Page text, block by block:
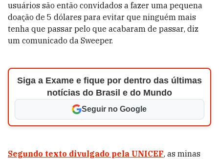
usuários são então convidados a fazer uma pequena
doação de 5 dólares para evitar que ninguém mais
tenha que passar pelo que acabaram de passar, diz
um comunicado da Sweeper.
Siga a Exame e fique por dentro das últimas
notícias do Brasil e do Mundo
Seguir no Google
Segundo texto divulgado pela UNICEF, as minas